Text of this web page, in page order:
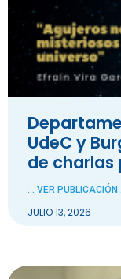
UdeC y
de charlas
... VER PUBLICACIÓN
JULIO 13, 2026